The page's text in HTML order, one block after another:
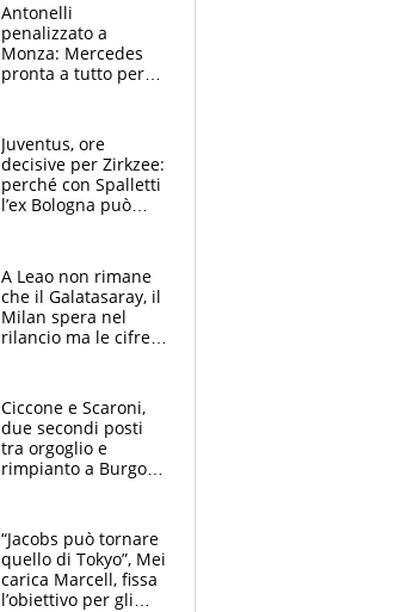
Antonelli
penalizzato a
Monza: Mercedes
pronta a tutto per
sull’ADUO: “Cambia
poco”
Juventus, ore
decisive per Zirkzee:
perché con Spalletti
l’ex Bologna può
A Leao non rimane
che il Galatasaray, il
Milan spera nel
rilancio ma le cifre
delle tensioni
Ciccone e Scaroni,
due secondi posti
tra orgoglio e
rimpianto a Burgos
“Jacobs può tornare
quello di Tokyo”, Mei
carica Marcell, fissa
l’obiettivo per gli